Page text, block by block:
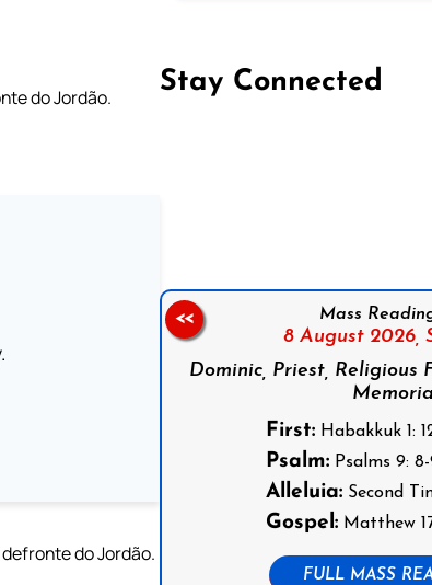
do Jordão.
do Jordão.
Stay Connected
Mass
8 August 2026,
Dominic, Priest, Religious
First: Habakkuk 1:
Psalm: Psalms 9: 8-
Alleluia: Second
Gospel: Matthew
FULL MASS
<<